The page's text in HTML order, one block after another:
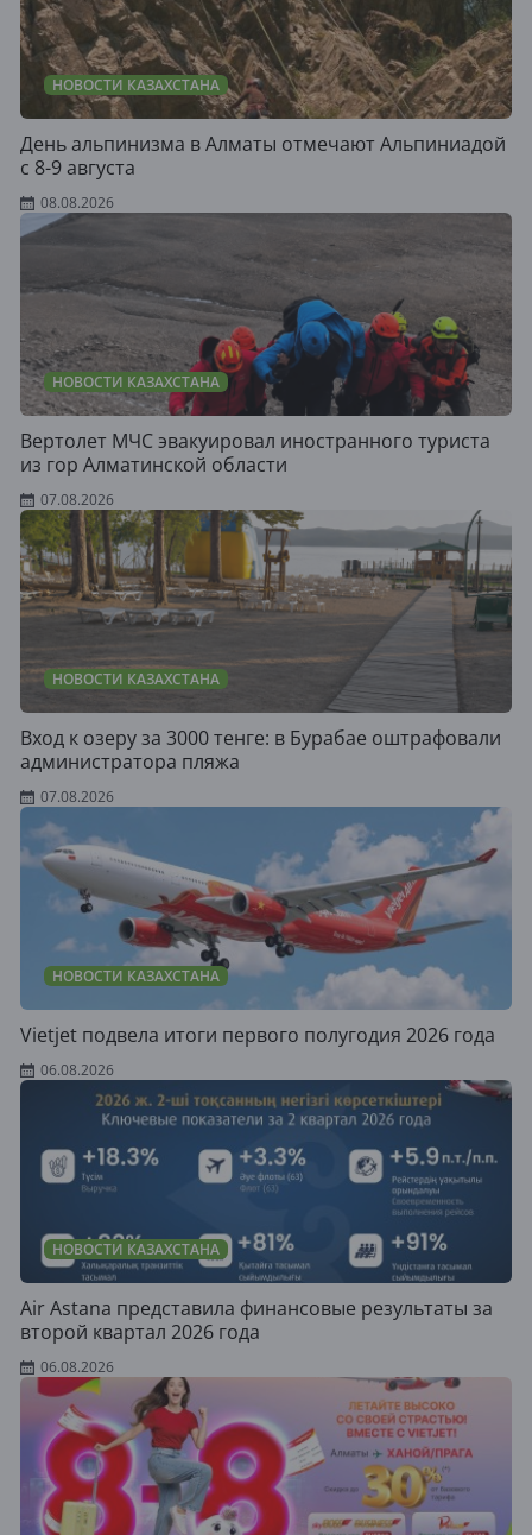
НОВОСТИ КАЗАХСТАНА
День альпинизма в Алматы отмечают Альпиниадой
с 8-9 августа
08.08.2026
НОВОСТИ КАЗАХСТАНА
Вертолет МЧС эвакуировал иностранного туриста
из гор Алматинской области
07.08.2026
НОВОСТИ КАЗАХСТАНА
Вход к озеру за 3000 тенге: в Бурабае оштрафовали
администратора пляжа
07.08.2026
НОВОСТИ КАЗАХСТАНА
Vietjet подвела итоги первого полугодия 2026 года
06.08.2026
НОВОСТИ КАЗАХСТАНА
Air Astana представила финансовые результаты за
второй квартал 2026 года
06.08.2026